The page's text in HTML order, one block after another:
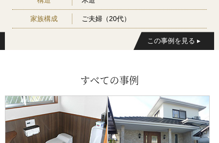
家族構成 ご夫婦（20代）
すべての事例